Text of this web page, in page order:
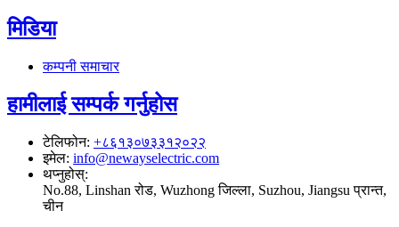
मिडिया
कम्पनी समाचार
हामीलाई सम्पर्क गर्नुहोस
टेलिफोन: +८६१३०७३३१२०२२
इमेल: info@newayselectric.com
थप्नुहोस्:
No.88, Linshan रोड, Wuzhong जिल्ला, Suzhou, Jiangsu प्रान्त,
चीन